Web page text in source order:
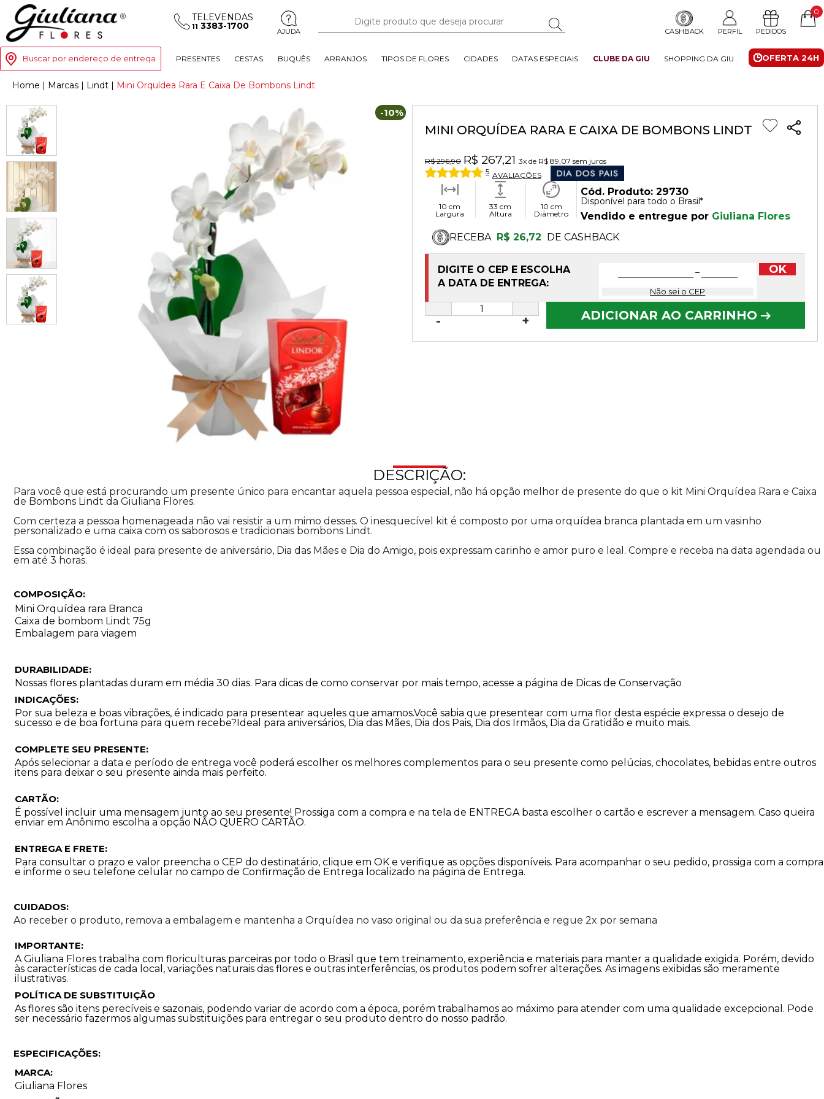
TELEVENDAS
11 3383-1700 AJUDA CASHBACK PERFIL PEDIDOS
0
Buscar por endereço de entrega OFERTA 24H
PRESENTES CESTAS BUQUÊS ARRANJOS TIPOS DE FLORES CIDADES DATAS ESPECIAIS CLUBE DA GIU SHOPPING DA GIU
Home | Marcas | Lindt | Mini Orquídea Rara E Caixa De Bombons Lindt
-10%
MINI ORQUÍDEA RARA E CAIXA DE BOMBONS LINDT
R$ 296,90 R$ 267,21 3x de R$ 89,07 sem juros
5 AVALIAÇÕES
10 cm
Largura
33 cm
Altura
10 cm
Diâmetro
Cód. Produto: 29730
Disponível para todo o Brasil*
Vendido e entregue por Giuliana Flores
RECEBA R$ 26,72 DE CASHBACK
DIGITE O CEP E ESCOLHA
A DATA DE ENTREGA:
−
Não sei o CEP
OK
+
- ADICIONAR AO CARRINHO
DESCRIÇÃO:
Para você que está procurando um presente único para encantar aquela pessoa especial, não há opção melhor de presente do que o kit Mini Orquídea Rara e Caixa
de Bombons Lindt da Giuliana Flores.
Com certeza a pessoa homenageada não vai resistir a um mimo desses. O inesquecível kit é composto por uma orquídea branca plantada em um vasinho
personalizado e uma caixa com os saborosos e tradicionais bombons Lindt.
Essa combinação é ideal para presente de aniversário, Dia das Mães e Dia do Amigo, pois expressam carinho e amor puro e leal. Compre e receba na data agendada ou
em até 3 horas.
COMPOSIÇÃO:
Mini Orquídea rara Branca
Caixa de bombom Lindt 75g
Embalagem para viagem
DURABILIDADE:
Nossas flores plantadas duram em média 30 dias. Para dicas de como conservar por mais tempo, acesse a página de Dicas de Conservação
INDICAÇÕES:
Por sua beleza e boas vibrações, é indicado para presentear aqueles que amamos.Você sabia que presentear com uma flor desta espécie expressa o desejo de
sucesso e de boa fortuna para quem recebe?Ideal para aniversários, Dia das Mães, Dia dos Pais, Dia dos Irmãos, Dia da Gratidão e muito mais.
COMPLETE SEU PRESENTE:
Após selecionar a data e período de entrega você poderá escolher os melhores complementos para o seu presente como pelúcias, chocolates, bebidas entre outros
itens para deixar o seu presente ainda mais perfeito.
CARTÃO:
É possível incluir uma mensagem junto ao seu presente! Prossiga com a compra e na tela de ENTREGA basta escolher o cartão e escrever a mensagem. Caso queira
enviar em Anônimo escolha a opção NÃO QUERO CARTÃO.
ENTREGA E FRETE:
Para consultar o prazo e valor preencha o CEP do destinatário, clique em OK e verifique as opções disponíveis. Para acompanhar o seu pedido, prossiga com a compra
e informe o seu telefone celular no campo de Confirmação de Entrega localizado na página de Entrega.
CUIDADOS:
Ao receber o produto, remova a embalagem e mantenha a Orquídea no vaso original ou da sua preferência e regue 2x por semana
IMPORTANTE:
A Giuliana Flores trabalha com floriculturas parceiras por todo o Brasil que tem treinamento, experiência e materiais para manter a qualidade exigida. Porém, devido
às características de cada local, variações naturais das flores e outras interferências, os produtos podem sofrer alterações. As imagens exibidas são meramente
ilustrativas.
POLÍTICA DE SUBSTITUIÇÃO
As flores são itens perecíveis e sazonais, podendo variar de acordo com a época, porém trabalhamos ao máximo para atender com uma qualidade excepcional. Pode
ser necessário fazermos algumas substituições para entregar o seu produto dentro do nosso padrão.
ESPECIFICAÇÕES:
MARCA:
Giuliana Flores